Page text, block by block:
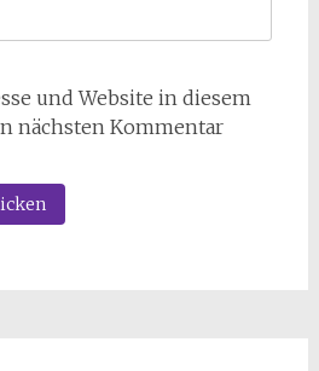
und Website in diesem
nächsten Kommentar